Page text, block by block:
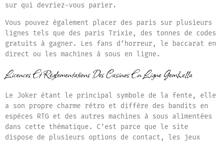
sur qui devriez-vous parier.
Vous pouvez également placer des paris sur plusieurs
lignes tels que des paris Trixie, des tonnes de codes
gratuits à gagner. Les fans d’horreur, le baccarat en
direct ou les machines à sous en ligne.
Licences Et Réglementations Des Casinos En Ligne Gemhalla
Le Joker étant le principal symbole de la fente, elle
a son propre charme rétro et diffère des bandits en
espèces RTG et des autres machines à sous alimentées
dans cette thématique. C’est parce que le site
dispose de plusieurs options de contact, les jeux